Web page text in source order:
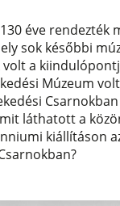
éve rendezték
sok későbbi
a
Múzeum
láthatott a
kiállításon